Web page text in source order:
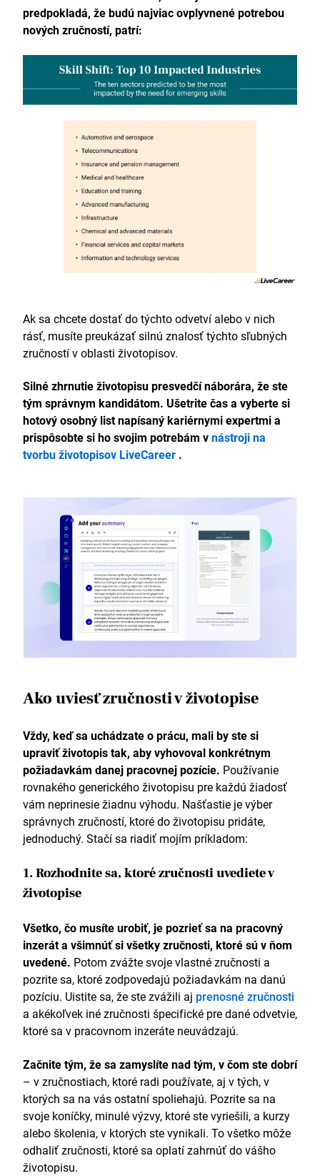
predpokladá, že budú najviac ovplyvnené potrebou
nových zručností, patrí:
Ak sa chcete dostať do týchto odvetví alebo v nich
rásť, musíte preukázať silnú znalosť týchto sľubných
zručností v oblasti životopisov.
Silné zhrnutie životopisu presvedčí náborára, že ste
tým správnym kandidátom. Ušetrite čas a vyberte si
hotový osobný list napísaný kariérnymi expertmi a
prispôsobte si ho svojim potrebám vnástroji na
tvorbu životopisov LiveCareer .
Ako uviesť zručnosti v životopise
Vždy, keď sa uchádzate o prácu, mali by ste si
upraviť životopis tak, aby vyhovoval konkrétnym
požiadavkám danej pracovnej pozície. Používanie
rovnakého generického životopisu pre každú žiadosť
vám neprinesie žiadnu výhodu. Našťastie je výber
správnych zručností, ktoré do životopisu pridáte,
jednoduchý. Stačí sa riadiť mojím príkladom:
1. Rozhodnite sa, ktoré zručnosti uvediete v
životopise
Všetko, čo musíte urobiť, je pozrieť sa na pracovný
inzerát a všimnúť si všetky zručnosti, ktoré sú v ňom
uvedené. Potom zvážte svoje vlastné zručnosti a
pozrite sa, ktoré zodpovedajú požiadavkám na danú
pozíciu. Uistite sa, že ste zvážili aj prenosné zručnosti
a akékoľvek iné zručnosti špecifické pre dané odvetvie,
ktoré sa v pracovnom inzeráte neuvádzajú.
Začnite tým, že sa zamyslíte nad tým, v čom ste dobrí
– v zručnostiach, ktoré radi používate, aj v tých, v
ktorých sa na vás ostatní spoliehajú. Pozrite sa na
svoje koníčky, minulé výzvy, ktoré ste vyriešili, a kurzy
alebo školenia, v ktorých ste vynikali. To všetko môže
odhaliť zručnosti, ktoré sa oplatí zahrnúť do vášho
životopisu.